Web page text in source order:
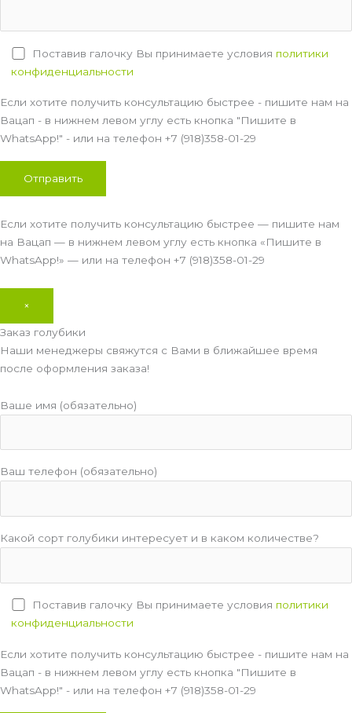
Поставив галочку Вы принимаете условия политики
конфиденциальности
Если хотите получить консультацию быстрее - пишите нам на
Вацап - в нижнем левом углу есть кнопка "Пишите в
WhatsApp!" - или на телефон +7 (918)358-01-29
Если хотите получить консультацию быстрее — пишите нам
на Вацап — в нижнем левом углу есть кнопка «Пишите в
WhatsApp!» — или на телефон +7 (918)358-01-29
×
Заказ голубики
Наши менеджеры свяжутся с Вами в ближайшее время
после оформления заказа!
Ваше имя (обязательно)
Ваш телефон (обязательно)
Какой сорт голубики интересует и в каком количестве?
Поставив галочку Вы принимаете условия политики
конфиденциальности
Если хотите получить консультацию быстрее - пишите нам на
Вацап - в нижнем левом углу есть кнопка "Пишите в
WhatsApp!" - или на телефон +7 (918)358-01-29